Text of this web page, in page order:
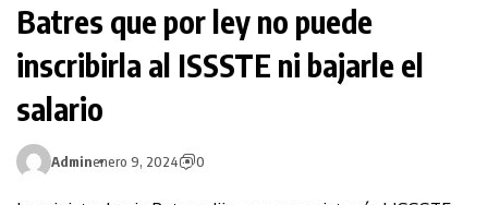
Batres que por ley no puede
inscribirla al ISSSTE ni bajarle el
salario
Adminenero 9, 2024 0